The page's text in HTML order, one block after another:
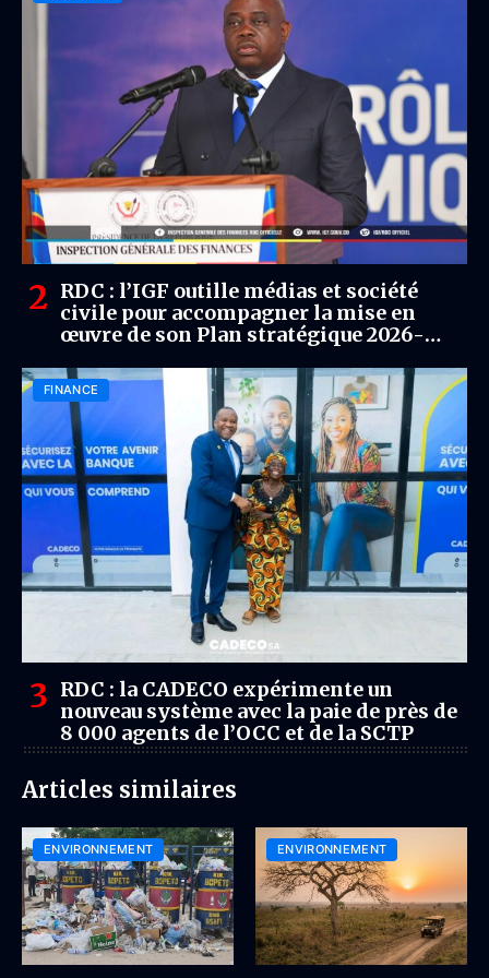
RDC : l’IGF outille médias et société
civile pour accompagner la mise en
œuvre de son Plan stratégique 2026-
FINANCE
RDC : la CADECO expérimente un
nouveau système avec la paie de près de
8 000 agents de l’OCC et de la SCTP
Articles similaires
ENVIRONNEMENT ENVIRONNEMENT